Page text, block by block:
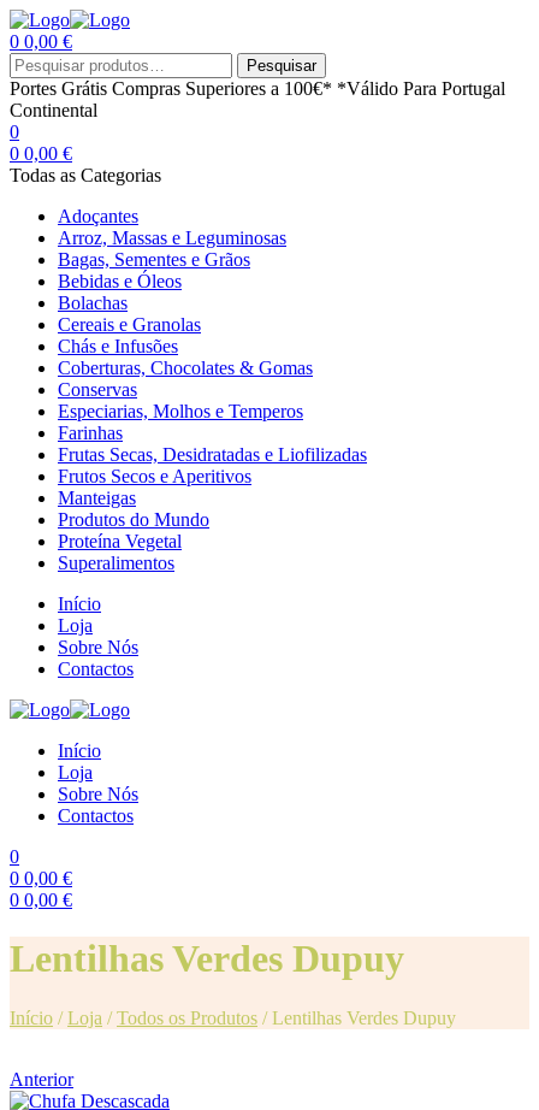
0 0,00 €
Menu
Procurar
por:
Pesquisar
Portes Grátis Compras Superiores a 100€* *Válido Para Portugal
Continental
0
0 0,00 €
Todas as Categorias
Adoçantes
Arroz, Massas e Leguminosas
Bagas, Sementes e Grãos
Bebidas e Óleos
Bolachas
Cereais e Granolas
Chás e Infusões
Coberturas, Chocolates & Gomas
Conservas
Especiarias, Molhos e Temperos
Farinhas
Frutas Secas, Desidratadas e Liofilizadas
Frutos Secos e Aperitivos
Manteigas
Produtos do Mundo
Proteína Vegetal
Superalimentos
Início
Loja
Sobre Nós
Contactos
Início
Loja
Sobre Nós
Contactos
0
0 0,00 €
0 0,00 €
Lentilhas Verdes Dupuy
Início /Loja /Todos os Produtos /Lentilhas Verdes Dupuy
Anterior